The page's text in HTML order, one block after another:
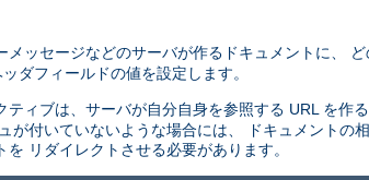
メッセージなどのサーバが作るドキュメントに、
ダフィールドの値を設定します。
ティブは、サーバが自分自身を参照する URL を作
付いていないような場合には、 ドキュメントの
リダイレクトさせる必要があります。